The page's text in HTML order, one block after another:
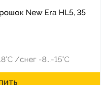
New Era HL5, 35
/снег -8...-15°C